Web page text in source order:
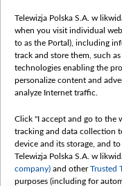
Белгідрамет:
быў халаднейшым
кліматычную
Telewizja Polska S.A. w
when you visit individual
to as the Portal), including
track and store them, such
technologies enabling the
personalize content and
analyze Internet traffic.
Click "I accept and go to the
tracking and data collection
device and its storage, and
Telewizja Polska S.A. w
company) and otherTrusted
purposes (including for